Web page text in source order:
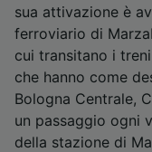
sua attivazione è
ferroviario di
cui transitano i
che hanno come
Bologna Centrale,
un passaggio ogni
della stazione di